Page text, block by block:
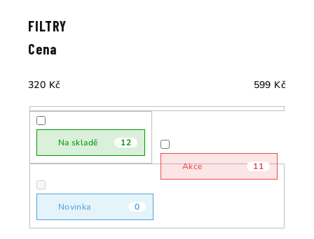
r
d
u
ů
Cena
320 Kč 599 Kč
Na skladě 12
Akce 11
Novinka 0